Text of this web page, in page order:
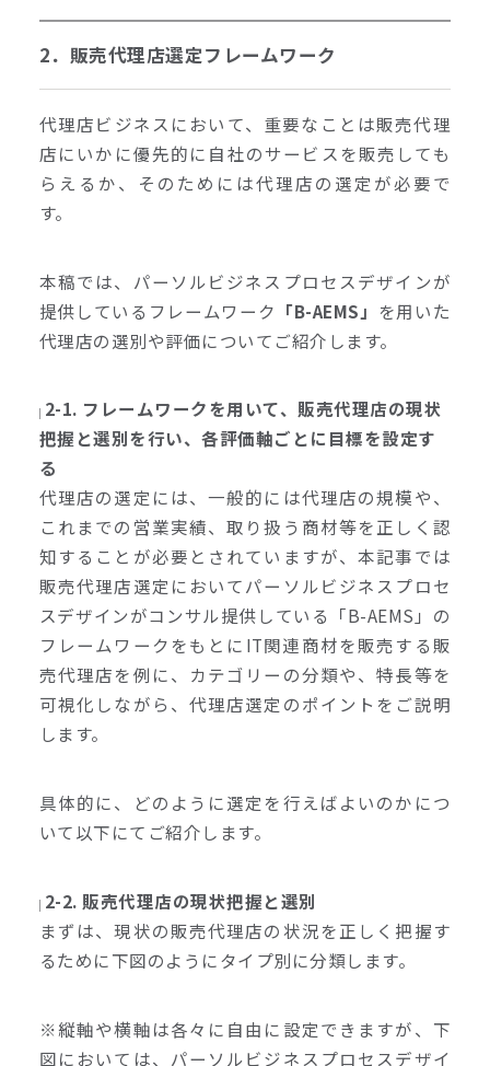
2．販売代理店選定フレームワーク
代理店ビジネスにおいて、重要なことは販売代理
店にいかに優先的に自社のサービスを販売しても
らえるか、そのためには代理店の選定が必要で
す。
本稿では、パーソルビジネスプロセスデザインが
提供しているフレームワーク 「B-AEMS」 を用いた
代理店の選別や評価についてご紹介します。
2-1. フレームワークを用いて、販売代理店の現状
把握と選別を行い、各評価軸ごとに目標を設定す
る
代理店の選定には、一般的には代理店の規模や、
これまでの営業実績、取り扱う商材等を正しく認
知することが必要とされていますが、本記事では
販売代理店選定においてパーソルビジネスプロセ
スデザインがコンサル提供している「B-AEMS」の
フレームワークをもとにIT関連商材を販売する販
売代理店を例に、カテゴリーの分類や、特長等を
可視化しながら、代理店選定のポイントをご説明
します。
具体的に、どのように選定を行えばよいのかにつ
いて以下にてご紹介します。
2-2. 販売代理店の現状把握と選別
まずは、現状の販売代理店の状況を正しく把握す
るために下図のようにタイプ別に分類します。
※縦軸や横軸は各々に自由に設定できますが、下
図においては、パーソルビジネスプロセスデザイ